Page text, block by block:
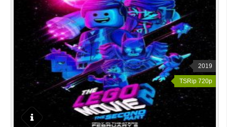
2019
TSRip 720p